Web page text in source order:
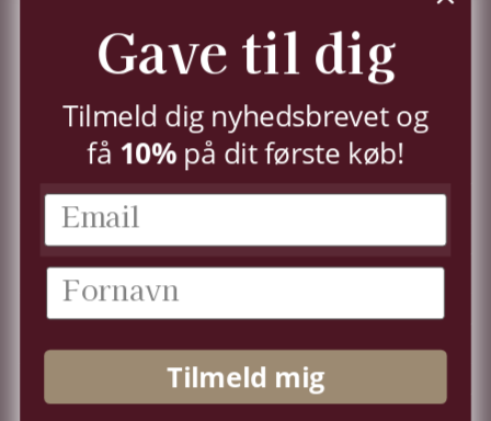
persondatapolitik.
TILMELD
OM OS
Gave til dig
Tilmeld dig nyhedsbrevet og
få 10%på dit første køb!
Tilmeld mig